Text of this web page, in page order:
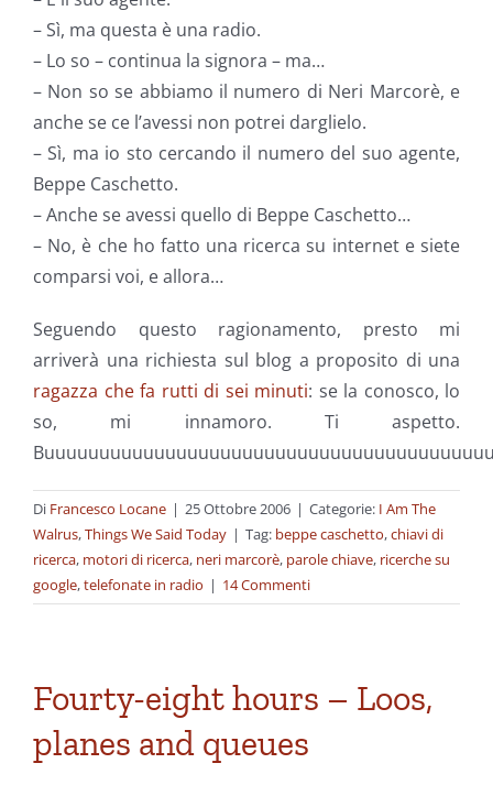
– Sì, ma questa è una radio.
– Lo so – continua la signora – ma…
– Non so se abbiamo il numero di Neri Marcorè, e
anche se ce l’avessi non potrei darglielo.
– Sì, ma io sto cercando il numero del suo agente,
Beppe Caschetto.
– Anche se avessi quello di Beppe Caschetto…
– No, è che ho fatto una ricerca su internet e siete
comparsi voi, e allora…
Seguendo questo ragionamento, presto mi
arriverà una richiesta sul blog a proposito di una
ragazza che fa rutti di sei minuti: se la conosco, lo
so, mi innamoro. Ti aspetto.
Di Francesco Locane | 25 Ottobre 2006 | Categorie: I Am The
Walrus,Things We Said Today | Tag: beppe caschetto,chiavi di
ricerca, motori di ricerca, neri marcorè, parole chiave, ricerche su
google,telefonate in radio | 14 Commenti
Fourty-eight hours – Loos,
planes and queues